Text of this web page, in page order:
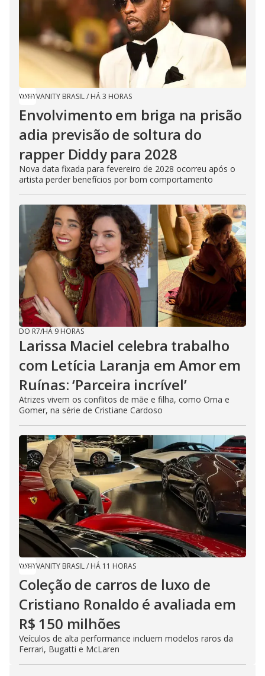
VANITY BRASIL/ HÁ 3 HORAS
Envolvimento em briga na prisão
adia previsão de soltura do
rapper Diddy para 2028
Nova data fixada para fevereiro de 2028 ocorreu após o
artista perder benefícios por bom comportamento
DO R7/HÁ 9 HORAS
Larissa Maciel celebra trabalho
com Letícia Laranja em Amor em
Ruínas: ‘Parceira incrível’
Atrizes vivem os conflitos de mãe e filha, como Orna e
Gomer, na série de Cristiane Cardoso
VANITY BRASIL/ HÁ 11 HORAS
Coleção de carros de luxo de
Cristiano Ronaldo é avaliada em
R$ 150 milhões
Veículos de alta performance incluem modelos raros da
Ferrari, Bugatti e McLaren